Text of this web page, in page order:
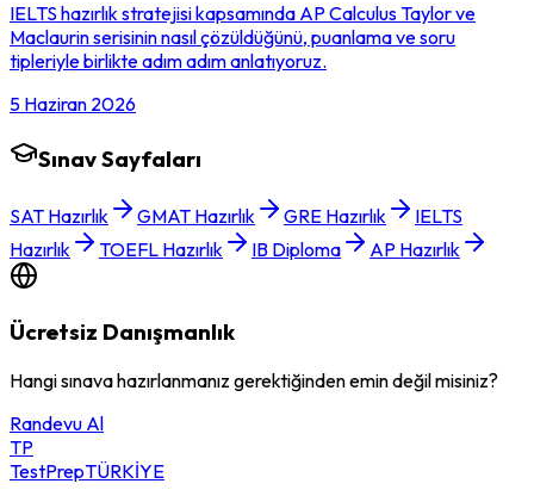
IELTS hazırlık stratejisi kapsamında AP Calculus Taylor ve
Maclaurin serisinin nasıl çözüldüğünü, puanlama ve soru
tipleriyle birlikte adım adım anlatıyoruz.
5 Haziran 2026
Sınav Sayfaları
SAT Hazırlık GMAT Hazırlık GRE Hazırlık
IELTS
Hazırlık
TOEFL Hazırlık IB Diploma AP Hazırlık
Ücretsiz Danışmanlık
Hangi sınava hazırlanmanız gerektiğinden emin değil misiniz?
Randevu Al
TP
TestPrepTÜRKİYE